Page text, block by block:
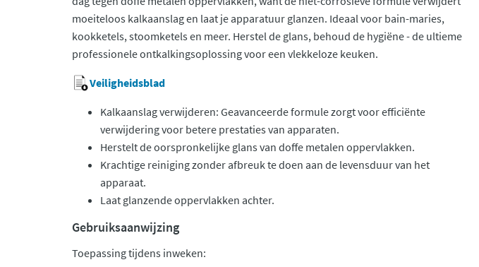
moeiteloos kalkaanslag en laat je apparatuur glanzen. Ideaal voor bain-maries,
kookketels, stoomketels en meer. Herstel de glans, behoud de hygiëne - de ultieme
professionele ontkalkingsoplossing voor een vlekkeloze keuken.
Veiligheidsblad
Kalkaanslag verwijderen: Geavanceerde formule zorgt voor efficiënte
verwijdering voor betere prestaties van apparaten.
Herstelt de oorspronkelijke glans van doffe metalen oppervlakken.
Krachtige reiniging zonder afbreuk te doen aan de levensduur van het
apparaat.
Laat glanzende oppervlakken achter.
Gebruiksaanwijzing
Toepassing tijdens inweken: